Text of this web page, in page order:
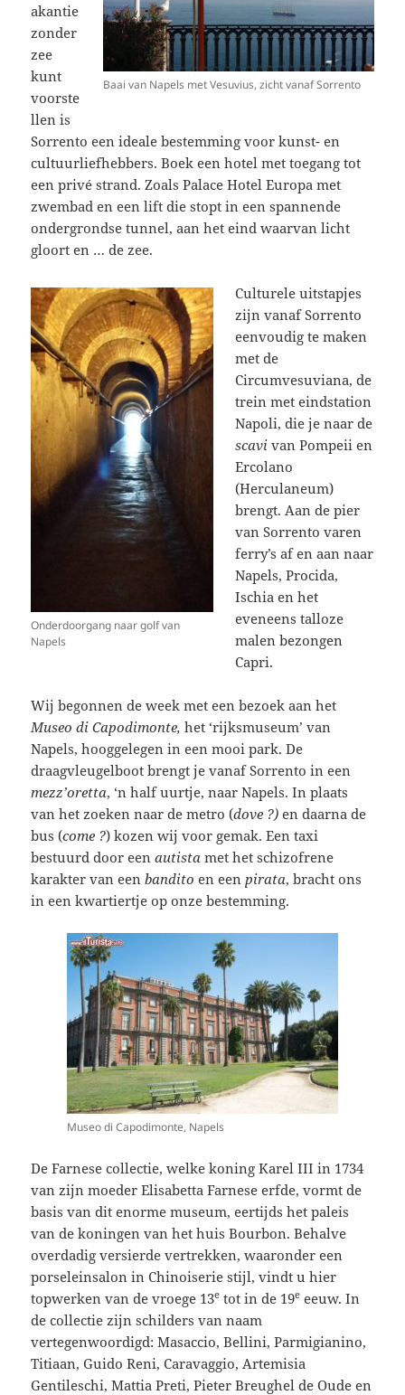
Baai van Napels met Vesuvius, zicht vanaf Sorrento
akantie
zonder
zee
kunt
voorste
llen is
Sorrento een ideale bestemming voor kunst- en
cultuurliefhebbers. Boek een hotel met toegang tot
een privé strand. Zoals Palace Hotel Europa met
zwembad en een lift die stopt in een spannende
ondergrondse tunnel, aan het eind waarvan licht
gloort en … de zee.
Onderdoorgang naar golf van
Napels
Culturele uitstapjes
zijn vanaf Sorrento
eenvoudig te maken
met de
Circumvesuviana, de
trein met eindstation
Napoli, die je naar de
scavi van Pompeii en
Ercolano
(Herculaneum)
brengt. Aan de pier
van Sorrento varen
ferry’s af en aan naar
Napels, Procida,
Ischia en het
eveneens talloze
malen bezongen
Capri.
Wij begonnen de week met een bezoek aan het
Museo di Capodimonte,het ‘rijksmuseum’ van
Napels, hooggelegen in een mooi park. De
draagvleugelboot brengt je vanaf Sorrento in een
mezz’oretta, ‘n half uurtje, naar Napels. In plaats
van het zoeken naar de metro (dove ?) en daarna de
bus (come ?) kozen wij voor gemak. Een taxi
bestuurd door eenautistamet het schizofrene
karakter van eenbandito en eenpirata, bracht ons
in een kwartiertje op onze bestemming.
Museo di Capodimonte, Napels
De Farnese collectie, welke koning Karel III in 1734
van zijn moeder Elisabetta Farnese erfde, vormt de
basis van dit enorme museum, eertijds het paleis
van de koningen van het huis Bourbon. Behalve
overdadig versierde vertrekken, waaronder een
porseleinsalon in Chinoiserie stijl, vindt u hier
topwerken van de vroege 13e tot in de 19e eeuw. In
de collectie zijn schilders van naam
vertegenwoordigd: Masaccio, Bellini, Parmigianino,
Titiaan, Guido Reni, Caravaggio, Artemisia
Gentileschi, Mattia Preti, Pieter Breughel de Oude en